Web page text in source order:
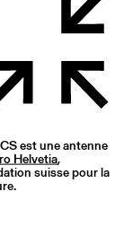
est une antenne
Helvetia,
suisse pour la